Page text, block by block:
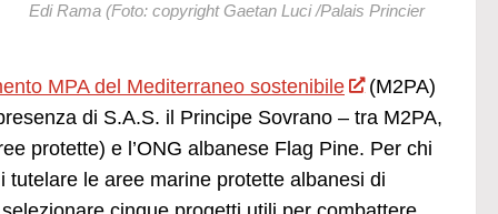
Edi Rama (Foto: copyright Gaetan Luci /Palais Princier
MPA del Mediterraneo sostenibile
(M2PA)
di S.A.S. il Principe Sovrano – tra M2PA,
protette) e l’ONG albanese Flag Pine. Per chi
tutelare le aree marine protette albanesi di